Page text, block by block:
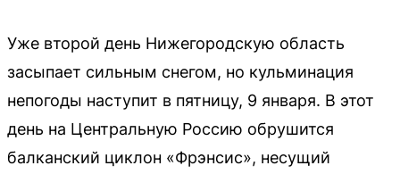
Уже второй день Нижегородскую область
засыпает сильным снегом, но кульминация
непогоды наступит в пятницу, 9 января. В этот
день на Центральную Россию обрушится
балканский циклон «Фрэнсис», несущий